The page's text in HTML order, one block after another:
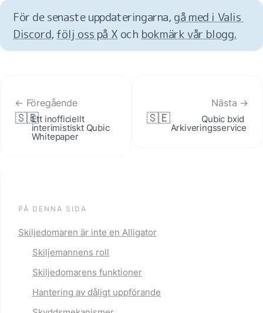
För de senaste uppdateringarna, gå med i Valis
Discord, följ oss på X och bokmärk vår blogg.
← Föregående
🇸🇪Ett inofficiellt
interimistiskt Qubic
Whitepaper
Nästa →
🇸🇪 Qubic bxid
Arkiveringsservice
PÅ DENNA SIDA
Skiljedomaren är inte en Alligator
Skiljemannens roll
Skiljedomarens funktioner
Hantering av dåligt uppförande